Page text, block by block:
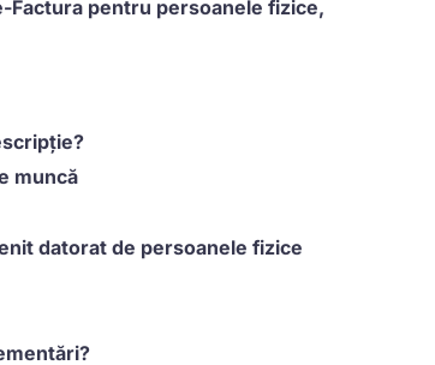
Factura pentru persoanele fizice,
muncă
datorat de persoanele fizice